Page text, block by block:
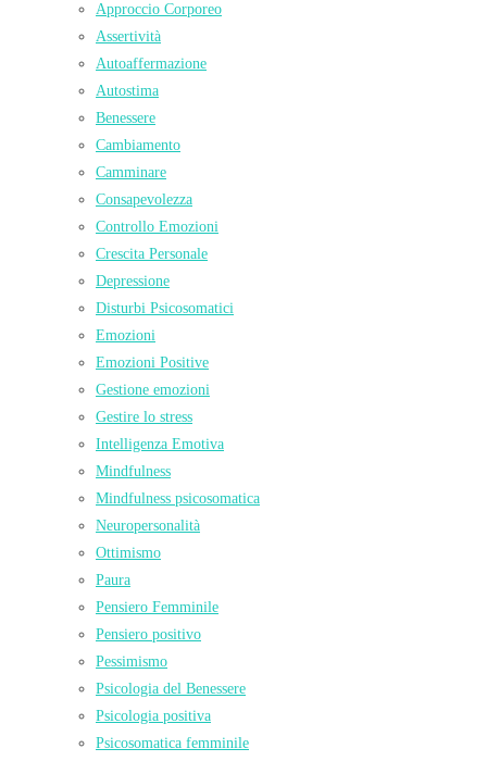
Approccio Corporeo
Assertività
Autoaffermazione
Autostima
Benessere
Cambiamento
Camminare
Consapevolezza
Controllo Emozioni
Crescita Personale
Depressione
Disturbi Psicosomatici
Emozioni
Emozioni Positive
Gestione emozioni
Gestire lo stress
Intelligenza Emotiva
Mindfulness
Mindfulness psicosomatica
Neuropersonalità
Ottimismo
Paura
Pensiero Femminile
Pensiero positivo
Pessimismo
Psicologia del Benessere
Psicologia positiva
Psicosomatica femminile